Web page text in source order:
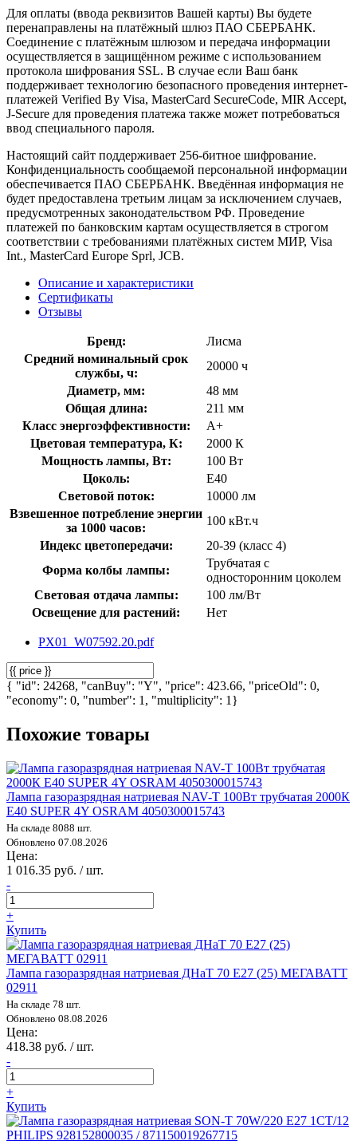
Для оплаты (ввода реквизитов Вашей карты) Вы будете
перенаправлены на платёжный шлюз ПАО СБЕРБАНК.
Соединение с платёжным шлюзом и передача информации
осуществляется в защищённом режиме с использованием
протокола шифрования SSL. В случае если Ваш банк
поддерживает технологию безопасного проведения интернет-
платежей Verified By Visa, MasterCard SecureCode, MIR Accept,
J-Secure для проведения платежа также может потребоваться
ввод специального пароля.
Настоящий сайт поддерживает 256-битное шифрование.
Конфиденциальность сообщаемой персональной информации
обеспечивается ПАО СБЕРБАНК. Введённая информация не
будет предоставлена третьим лицам за исключением случаев,
предусмотренных законодательством РФ. Проведение
платежей по банковским картам осуществляется в строгом
соответствии с требованиями платёжных систем МИР, Visa
Int., MasterCard Europe Sprl, JCB.
Описание и характеристики
Сертификаты
Отзывы
Бренд:
Лисма
Средний номинальный срок
службы, ч:
20000 ч
Диаметр, мм:
48 мм
Общая длина:
211 мм
Класс энергоэффективности:
A+
Цветовая температура, К:
2000 К
Мощность лампы, Вт:
100 Вт
Цоколь:
E40
Световой поток:
10000 лм
Взвешенное потребление энергии
за 1000 часов:
100 кВт.ч
Индекс цветопередачи:
20-39 (класс 4)
Форма колбы лампы:
Трубчатая с
односторонним цоколем
Световая отдача лампы:
100 лм/Вт
Освещение для растений:
Нет
PX01_W07592.20.pdf
{ "id": 24268, "canBuy": "Y", "price": 423.66, "priceOld": 0,
"economy": 0, "number": 1, "multiplicity": 1}
Похожие товары
Лампа газоразрядная натриевая NAV-T 100Вт трубчатая 2000К
E40 SUPER 4Y OSRAM 4050300015743
На складе 8088 шт.
Обновлено 07.08.2026
Цена:
1 016.35 руб. / шт.
-
+
Купить
Лампа газоразрядная натриевая ДНаТ 70 E27 (25) МЕГАВАТТ
02911
На складе 78 шт.
Обновлено 08.08.2026
Цена:
418.38 руб. / шт.
-
+
Купить